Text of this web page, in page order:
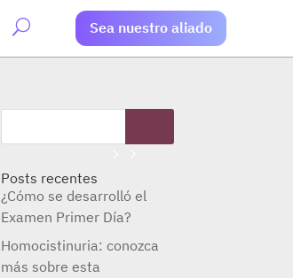
Sea nuestro aliado
Posts recentes
¿Cómo se desarrolló el
Examen Primer Día?
Homocistinuria: conozca
más sobre esta